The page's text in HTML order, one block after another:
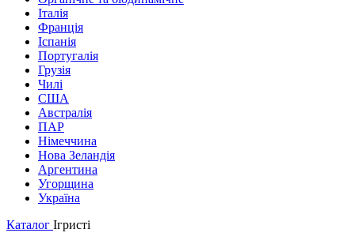
Італія
Франція
Іспанія
Португалія
Грузія
Чилі
США
Австралія
ПАР
Німеччина
Нова Зеландія
Аргентина
Угорщина
Україна
Каталог Ігристі